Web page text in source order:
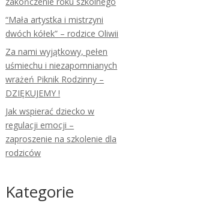
“Mała artystka i mistrzyni
dwóch kółek” – rodzice Oliwii
Za nami wyjątkowy, pełen
uśmiechu i niezapomnianych
wrażeń Piknik Rodzinny –
DZIĘKUJEMY !
Jak wspierać dziecko w
regulacji emocji –
zaproszenie na szkolenie dla
rodziców
Kategorie